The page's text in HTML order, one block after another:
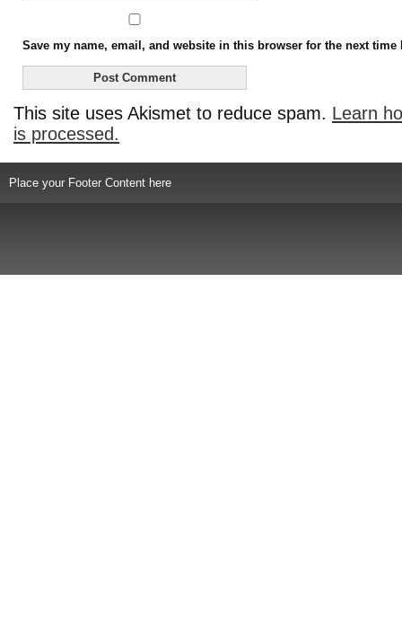
Save my name, email, and website in this browser for the next time
This site uses Akismet to reduce spam. Learn
is processed.
Place your Footer Content here